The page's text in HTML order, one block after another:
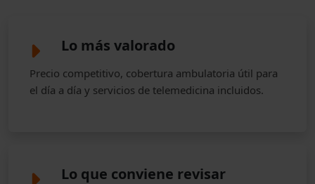
Lo más valorado
Precio competitivo, cobertura ambulatoria útil para
el día a día y servicios de telemedicina incluidos.
Lo que conviene revisar